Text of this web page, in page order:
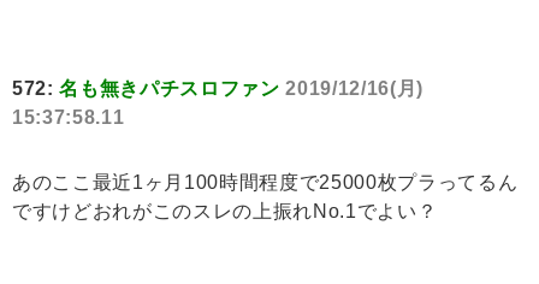
572:名も無きパチスロファン 2019/12/16(月)
15:37:58.11
あのここ最近1ヶ月100時間程度で25000枚プラってるん
ですけどおれがこのスレの上振れNo.1でよい？